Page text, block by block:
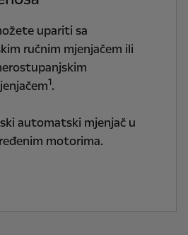
upariti sa
ručnim mjenjačem ili
1.
automatski mjenjač u
motorima.